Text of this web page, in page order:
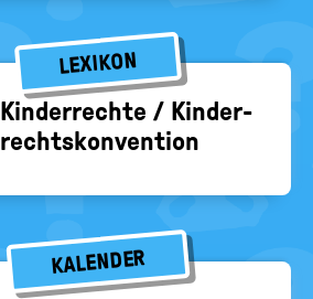
LEXIKON
Kin­der­rech­te / Kin­der­
rechts­kon­ven­ti­on
KALENDER